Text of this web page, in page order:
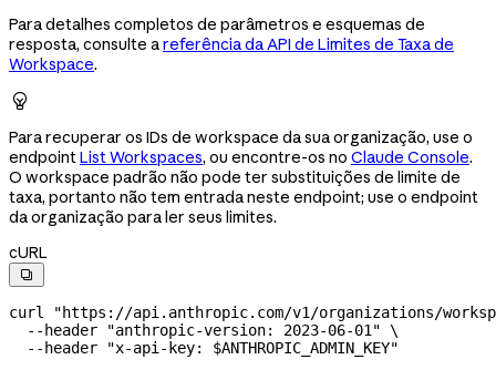
Para detalhes completos de parâmetros e esquemas de
resposta, consulte areferência da API de Limites de Taxa de
Workspace.

Para recuperar os IDs de workspace da sua organização, use o
endpointList Workspaces, ou encontre-os no Claude Console.
O workspace padrão não pode ter substituições de limite de
taxa, portanto não tem entrada neste endpoint; use o endpoint
da organização para ler seus limites.
cURL

curl
"https://api.anthropic.com/v1/organizations/
  --header
"anthropic-version: 2023-06-01" \
  --header
"x-api-key: $ANTHROPIC_ADMIN_KEY"